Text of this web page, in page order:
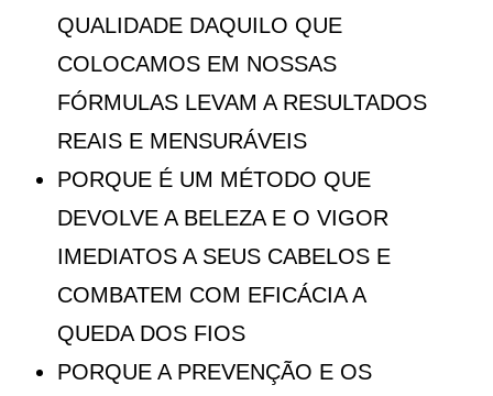
QUALIDADE DAQUILO QUE
COLOCAMOS EM NOSSAS
FÓRMULAS LEVAM A RESULTADOS
REAIS E MENSURÁVEIS
PORQUE É UM MÉTODO QUE
DEVOLVE A BELEZA E O VIGOR
IMEDIATOS A SEUS CABELOS E
COMBATEM COM EFICÁCIA A
QUEDA DOS FIOS
PORQUE A PREVENÇÃO E OS